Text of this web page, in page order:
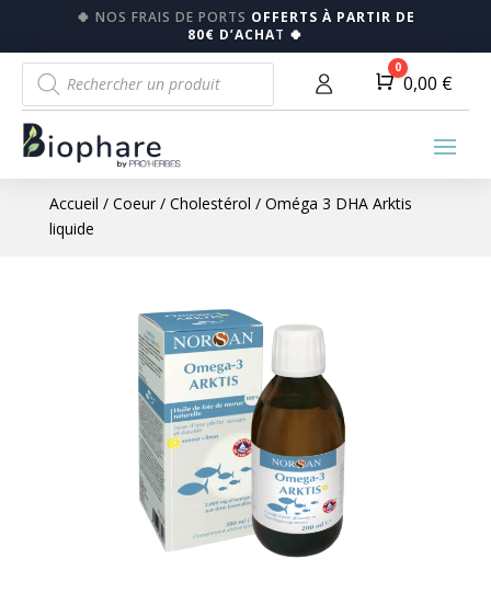
🍀 NOS FRAIS DE PORTS OFFERTS À PARTIR DE
80€ D’ACHAT 🍀
Recherche
de
produits
Panier
0
0,00 €
Accueil / Coeur/ Cholestérol / Oméga 3 DHA Arktis
liquide